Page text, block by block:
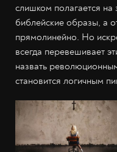
слишком полагается
библейские образы, а
прямолинейно. Но
всегда перевешивает
назвать
становится логичным